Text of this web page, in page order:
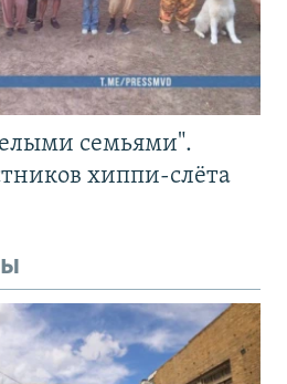
семьями".
хиппи-слёта